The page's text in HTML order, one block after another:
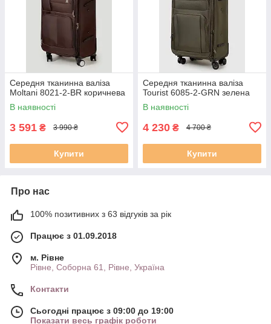
Середня тканинна валіза
Moltani 8021-2-BR коричнева
В наявності
3 591 ₴ 3 990 ₴
Купити
Середня тканинна валіза
Tourist 6085-2-GRN зелена
В наявності
4 230 ₴ 4 700 ₴
Купити
Про нас
100% позитивних з 63 відгуків за рік
Працює з 01.09.2018
м. Рівне
Рівне, Соборна 61, Рівне, Україна
Контакти
Сьогодні працює з 09:00 до 19:00
Показати весь графік роботи